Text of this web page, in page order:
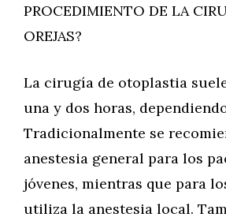
PROCEDIMIENTO DE LA
OREJAS?
La cirugía de otoplastia
una y dos horas,
Tradicionalmente se
anestesia general para los
jóvenes, mientras que para
utiliza la anestesia local.